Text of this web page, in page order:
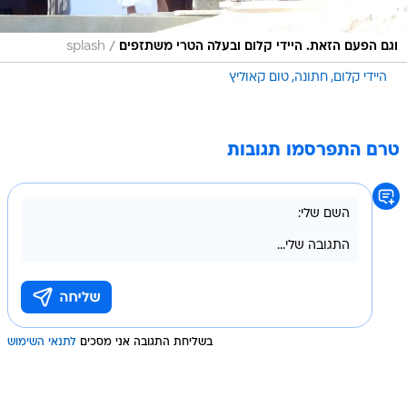
וגם הפעם הזאת. היידי קלום ובעלה הטרי משתזפים /
splash
היידי קלום חתונה טום קאוליץ
טרם התפרסמו תגובות
בשליחת התגובה אני מסכים לתנאי השימוש